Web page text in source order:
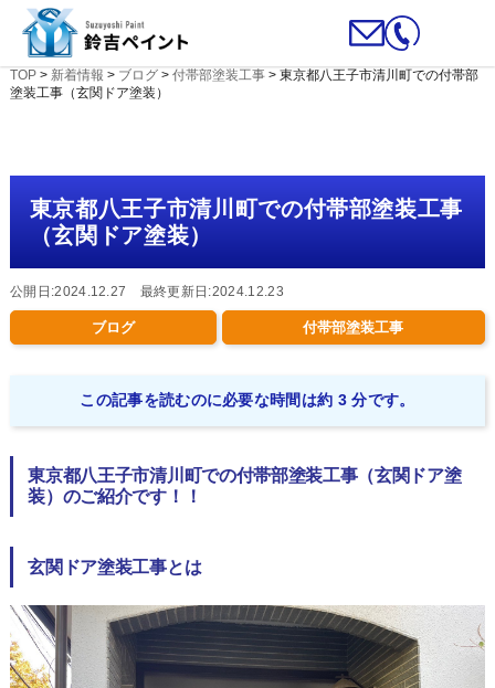
TOP> 新着情報 > ブログ> 付帯部塗装工事> 東京都八王子市清川町での付帯部
塗装工事（玄関ドア塗装）
東京都八王子市清川町での付帯部塗装工事
（玄関ドア塗装）
公開日:2024.12.27 最終更新日:2024.12.23
ブログ 付帯部塗装工事
この記事を読むのに必要な時間は約 3 分です。
東京都八王子市清川町での付帯部塗装工事（玄関ドア塗
装）のご紹介です！！
玄関ドア塗装工事とは